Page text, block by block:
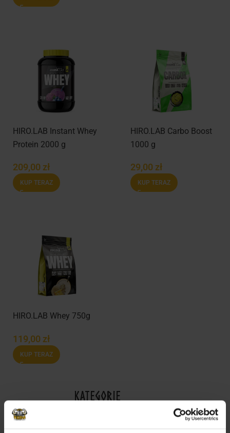
KATEGORIE
HIRO.LAB Instant Whey
Protein 2000 g
209,00 zł
KUP TERAZ
HIRO.LAB Carbo Boost
1000 g
29,00 zł
KUP TERAZ
HIRO.LAB Whey 750g
119,00 zł
KUP TERAZ